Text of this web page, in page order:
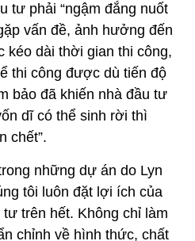
tư phải “ngậm đắng nuốt
vấn đề, ảnh hưởng đến
kéo dài thời gian thi công,
thi công được dù tiến độ
bảo đã khiến nhà đầu tư
dĩ có thể sinh rời thì
chết”.
những dự án do Lyn
tôi luôn đặt lợi ích của
trên hết. Không chỉ làm
chỉnh về hình thức, chất